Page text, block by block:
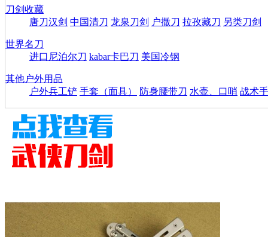
刀剑收藏
唐刀汉剑 中国清刀 龙泉刀剑 户撒刀 拉孜藏刀 另类刀剑
世界名刀
进口尼泊尔刀 kabar卡巴刀 美国冷钢
其他户外用品
户外兵工铲 手套（面具） 防身腰带刀 水壶、口哨 战术